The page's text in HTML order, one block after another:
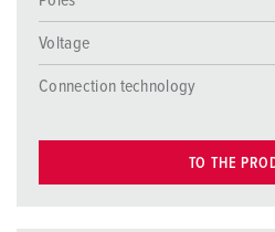
Voltage
Connection technology
TO THE